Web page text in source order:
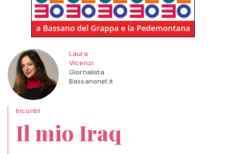
Laura
Vicenzi
Giornalista
Bassanonet.it
Incontri
Il mio Iraq